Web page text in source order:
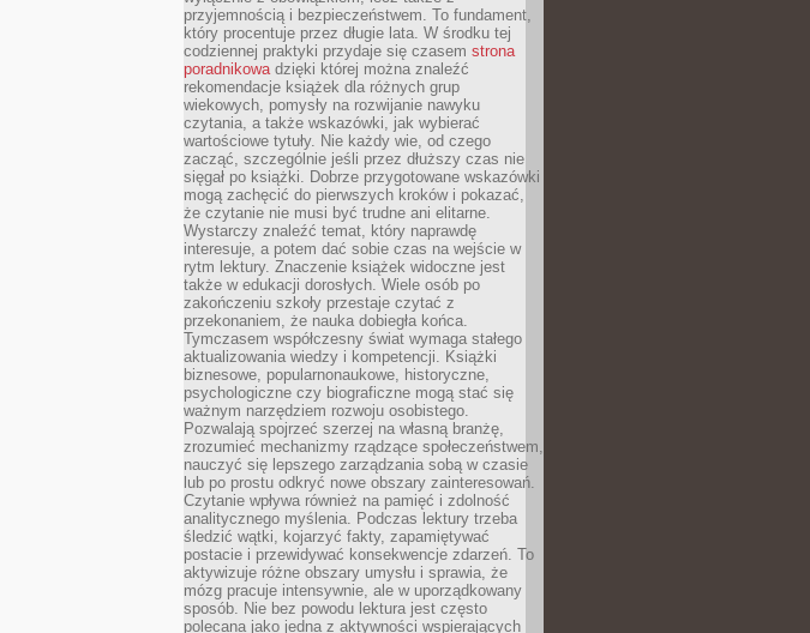
przyjemnością i bezpieczeństwem. To fundament,
który procentuje przez długie lata. W środku tej
codziennej praktyki przydaje się czasem strona
poradnikowadzięki której można znaleźć
rekomendacje książek dla różnych grup
wiekowych, pomysły na rozwijanie nawyku
czytania, a także wskazówki, jak wybierać
wartościowe tytuły. Nie każdy wie, od czego
zacząć, szczególnie jeśli przez dłuższy czas nie
sięgał po książki. Dobrze przygotowane wskazówki
mogą zachęcić do pierwszych kroków i pokazać,
że czytanie nie musi być trudne ani elitarne.
Wystarczy znaleźć temat, który naprawdę
interesuje, a potem dać sobie czas na wejście w
rytm lektury. Znaczenie książek widoczne jest
także w edukacji dorosłych. Wiele osób po
zakończeniu szkoły przestaje czytać z
przekonaniem, że nauka dobiegła końca.
Tymczasem współczesny świat wymaga stałego
aktualizowania wiedzy i kompetencji. Książki
biznesowe, popularnonaukowe, historyczne,
psychologiczne czy biograficzne mogą stać się
ważnym narzędziem rozwoju osobistego.
Pozwalają spojrzeć szerzej na własną branżę,
zrozumieć mechanizmy rządzące społeczeństwem,
nauczyć się lepszego zarządzania sobą w czasie
lub po prostu odkryć nowe obszary zainteresowań.
Czytanie wpływa również na pamięć i zdolność
analitycznego myślenia. Podczas lektury trzeba
śledzić wątki, kojarzyć fakty, zapamiętywać
postacie i przewidywać konsekwencje zdarzeń. To
aktywizuje różne obszary umysłu i sprawia, że
mózg pracuje intensywnie, ale w uporządkowany
sposób. Nie bez powodu lektura jest często
polecana jako jedna z aktywności wspierających